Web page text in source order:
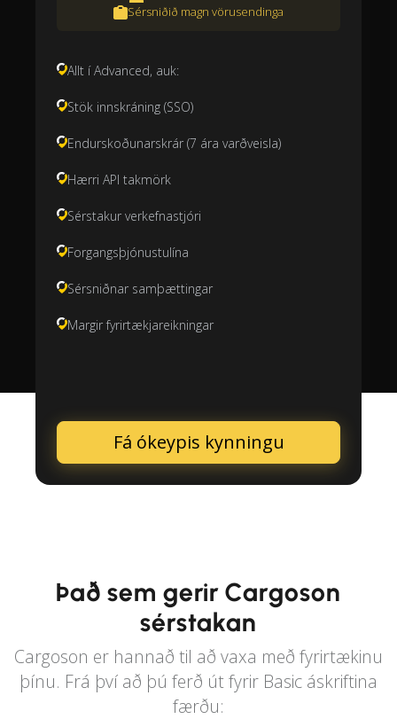
Sérsniðið magn vörusendinga
Allt í Advanced, auk:
Stök innskráning (SSO)
Endurskoðunarskrár (7 ára varðveisla)
Hærri API takmörk
Sérstakur verkefnastjóri
Forgangsþjónustulína
Sérsniðnar samþættingar
Margir fyrirtækjareikningar
Fá ókeypis kynningu
Það sem gerir Cargoson
sérstakan
Cargoson er hannað til að vaxa með fyrirtækinu
þínu. Frá því að þú ferð út fyrir Basic áskriftina
færðu: